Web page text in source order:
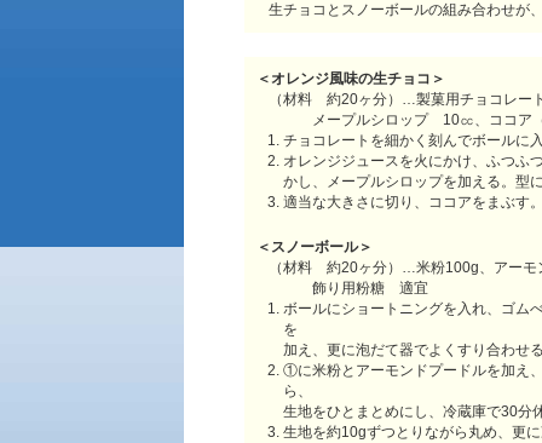
生チョコとスノーボールの組み合わせが
＜オレンジ風味の生チョコ＞
（材料 約20ヶ分）…製菓用チョコレー
メープルシロップ 10㏄、ココア
チョコレートを細かく刻んでボールに
オレンジジュースを火にかけ、ふつふ
かし、メープルシロップを加える。型
適当な大きさに切り、ココアをまぶす
＜スノーボール＞
（材料 約20ヶ分）…米粉100g、アー
飾り用粉糖 適宜
ボールにショートニングを入れ、ゴム
を
加え、更に泡だて器でよくすり合わせ
①に米粉とアーモンドプードルを加え
ら、
生地をひとまとめにし、冷蔵庫で30分
生地を約10gずつとりながら丸め、更